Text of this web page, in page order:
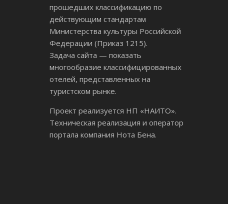
прошедших классификацию по
действующим стандартам
Министерства культуры Российской
Федерации (Приказ 1215).
Задача сайта — показать
многообразие классифицированных
отелей, представленных на
туристском рынке.
Проект реализуется НП «НАИТО».
Техническая реализация и оператор
портала компания Нота Бена.